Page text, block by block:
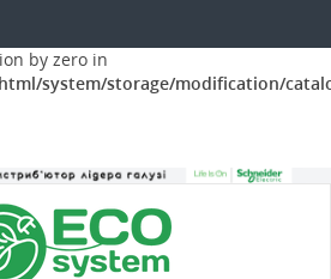
system/storage/modification/
by zero in
system/storage/modification/